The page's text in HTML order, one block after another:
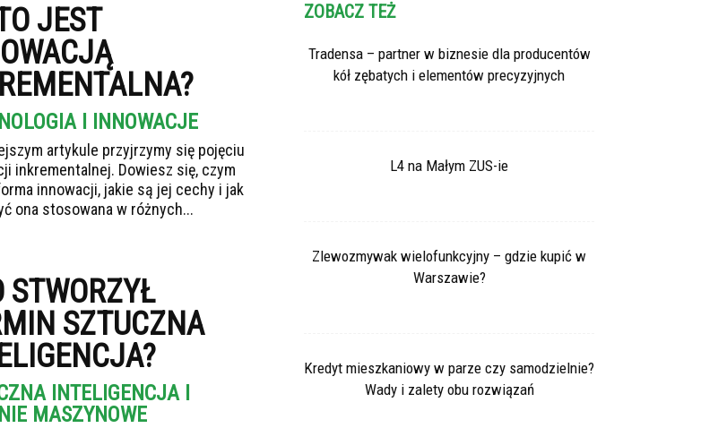
JEST
I INNOWACJE
artykule przyjrzymy się pojęciu
inkrementalnej. Dowiesz się, czym
innowacji, jakie są jej cechy i jak
ona stosowana w różnych...
STWORZYŁ
SZTUCZNA
INTELIGENCJA I
MASZYNOWE
ZOBACZ TEŻ
Tradensa – partner w biznesie dla producentów
kół zębatych i elementów precyzyjnych
L4 na Małym ZUS-ie
Zlewozmywak wielofunkcyjny – gdzie kupić w
Warszawie?
Kredyt mieszkaniowy w parze czy samodzielnie?
Wady i zalety obu rozwiązań